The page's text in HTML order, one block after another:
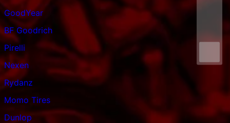
GoodYear
BF Goodrich
Pirelli
Nexen
Rydanz
Momo Tires
Dunlop